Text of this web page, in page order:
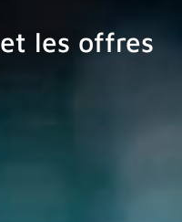
les offres